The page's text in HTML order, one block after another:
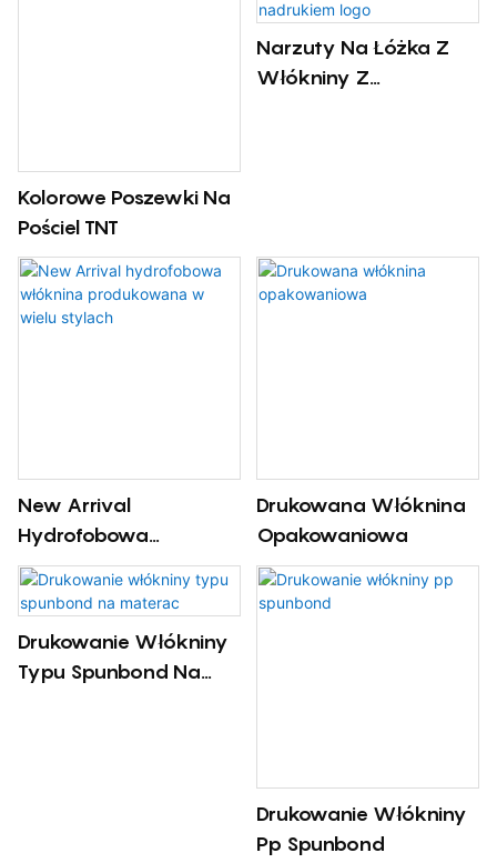
Kolorowe Poszewki Na
Pościel TNT
Narzuty Na Łóżka Z
Włókniny Z
New Arrival
Hydrofobowa
Włóknina
Produkowana W Wielu
Drukowana Włóknina
Opakowaniowa
Drukowanie Włókniny
Typu Spunbond Na
Drukowanie Włókniny
Pp Spunbond